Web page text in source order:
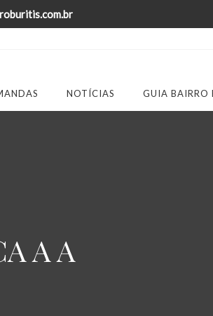
NOTÍCIAS GUIA BAIRRO
A A